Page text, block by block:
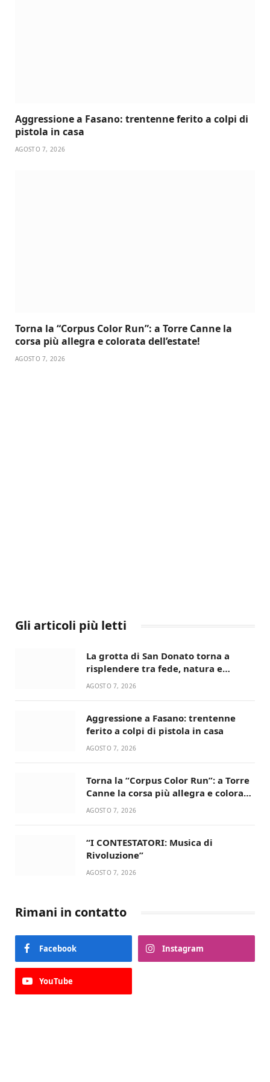
Aggressione a Fasano: trentenne ferito a colpi di
pistola in casa
AGOSTO 7, 2026
Torna la “Corpus Color Run”: a Torre Canne la
corsa più allegra e colorata dell’estate!
AGOSTO 7, 2026
Gli articoli più letti
La grotta di San Donato torna a
risplendere tra fede, natura e
devozione
AGOSTO 7, 2026
Aggressione a Fasano: trentenne
ferito a colpi di pistola in casa
AGOSTO 7, 2026
Torna la “Corpus Color Run”: a Torre
Canne la corsa più allegra e colorata
dell’estate!
AGOSTO 7, 2026
“I CONTESTATORI: Musica di
Rivoluzione”
AGOSTO 7, 2026
Rimani in contatto
Facebook Instagram
YouTube